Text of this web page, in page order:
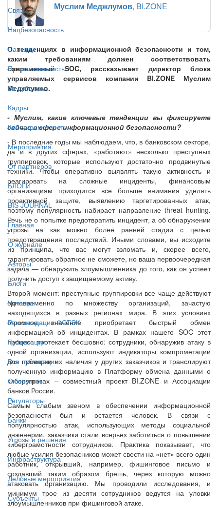
Связь
Нацбезопасность
Санкции
Промышленность
За рубежом
Кадры
Киберграмотность
Мероприятия
От партнёров
БЛОГИ
BIS JOURNAL
Главная
О журнале
Авторы
Блоги
Читалка
Рекомендации ФСТЭК
Публикации
Все публикации
О главном
Регуляторы
Банки
Угрозы и решения
Инфраструктура
Деловые мероприятия
Субъекты
Муслим Меджлумов, BI.ZONE
О тенденциях в информационной безопасности и том,
каким требованиям должен соответствовать
современный SOC, рассказывает директор блока
управляемых сервисов компании BI.ZONE Муслим
Меджлумов.
- Муслим, какие ключевые тенденции вы фиксируете
сейчас в сфере информационной безопасности?
- В последние годы мы наблюдаем, что, в банковском секторе,
да и в других сферах, «работают» несколько преступных
группировок, которые используют достаточно продвинутые
техники. Чтобы оперативно выявлять такую активность и
реагировать на сложные инциденты, финансовым
организациям приходится все больше внимания уделять
проактивной защите, выявлению таргетированных атак,
поэтому популярность набирает направление threat hunting.
Речь не о попытке предотвратить инцидент, а об обнаружении
угрозы на как можно более ранней стадии с целью
предотвращения последствий. Иными словами, вы исходите
из принципа, что вас могут взломать и, скорее всего,
гарантировать обратное не сможете, но ваша первоочередная
задача — обнаружить злоумышленника до того, как он успеет
получить доступ к защищаемому активу.
Второй момент: преступные группировки все чаще действуют
одновременно по множеству организаций, зачастую
находящихся в разных регионах мира. В этих условиях
огромное значение приобретает быстрый обмен
информацией об инцидентах. В рамках нашего SOC этот
процесс протекает бесшовно: сотрудники, обнаружив атаку в
одной организации, используют индикаторы компрометации
для проверки их наличия у других заказчиков и транслируют
полученную информацию в Платформу обмена данными о
киберугрозах – совместный проект BI.ZONE и Ассоциации
банков России.
Самым слабым звеном в обеспечении информационной
безопасности был и остается человек. В связи с
популярностью атак, использующих методы социальной
инженерии, заказчики стали всерьез заботиться о повышении
киберграмотности сотрудников. Практика показывает, что
любые усилия безопасников может свести на «нет» всего один
работник, открывший, например, фишинговое письмо и
создавший таким образом брешь, через которую можно
атаковать организацию. Мы проводили исследования, и
минимум трое из десяти сотрудников ведутся на уловки
злоумышленников при фишинговой атаке.